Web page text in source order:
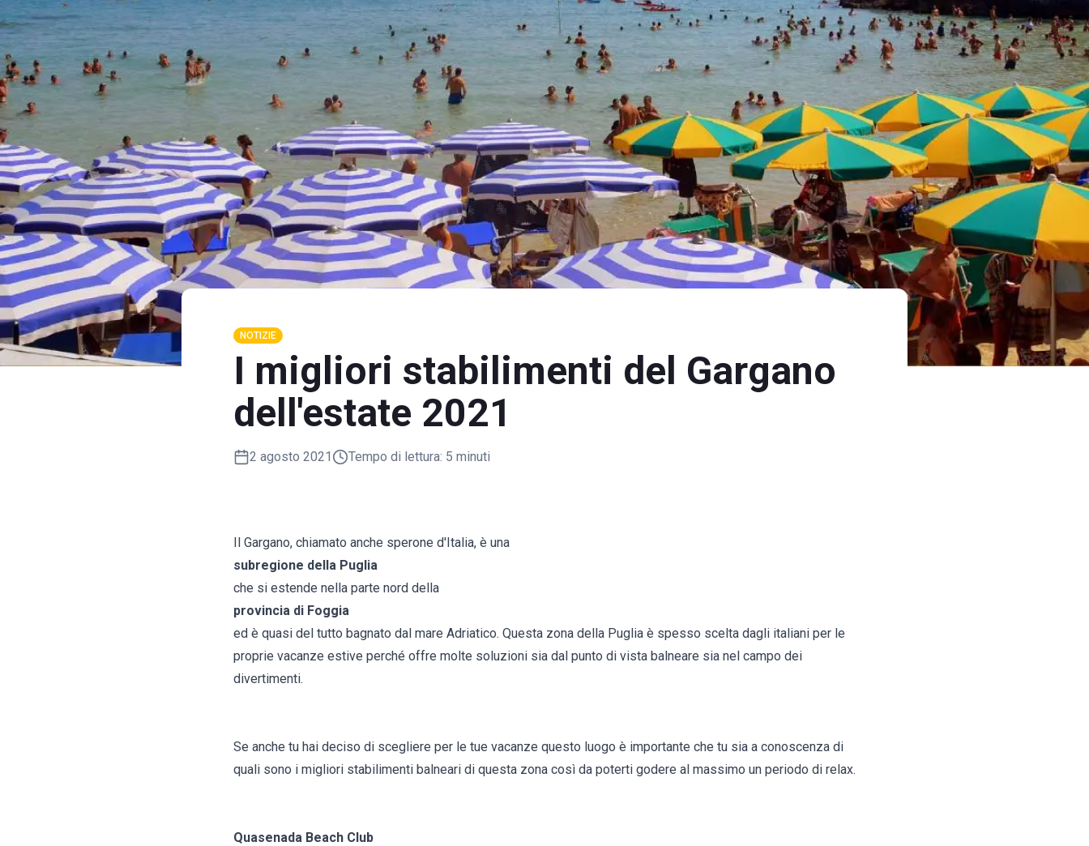
NOTIZIE
I migliori stabilimenti del Gargano
dell'estate 2021
2 agosto 2021 Tempo di lettura: 5 minuti
Il Gargano, chiamato anche sperone d'Italia, è una
subregione della Puglia
che si estende nella parte nord della
provincia di Foggia
ed è quasi del tutto bagnato dal mare Adriatico. Questa zona della Puglia è spesso scelta dagli italiani per le
proprie vacanze estive perché offre molte soluzioni sia dal punto di vista balneare sia nel campo dei
divertimenti.
Se anche tu hai deciso di scegliere per le tue vacanze questo luogo è importante che tu sia a conoscenza di
quali sono i migliori stabilimenti balneari di questa zona così da poterti godere al massimo un periodo di relax.
Quasenada Beach Club